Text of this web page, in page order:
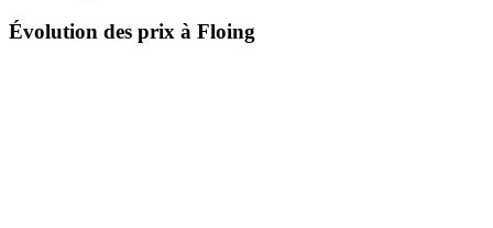
Évolution des prix à Floing